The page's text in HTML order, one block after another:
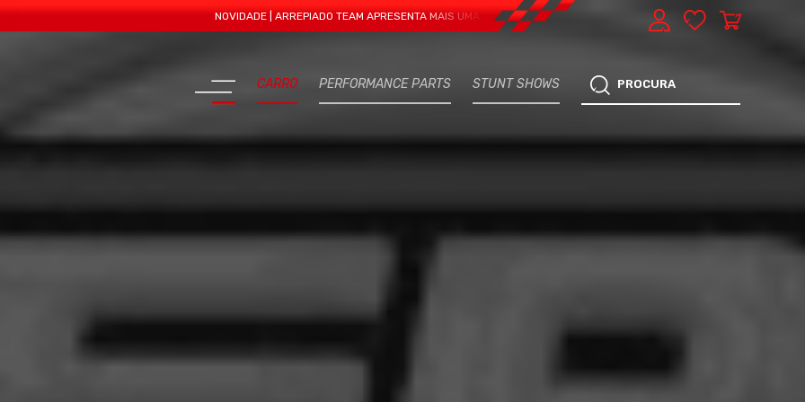
NOVIDADE | ARREPIADO TEAM APRESENTA MAIS UMA VERTENTE - EXPRESS CAR SERVICE, MANUTENÇÃO DO TEU CARRO -
CARRO PERFORMANCE PARTS STUNT SHOWS